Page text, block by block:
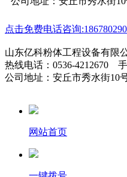
点击免费电话咨询
山东亿科粉体工程设备有
热线电话：0536-4212670 手
公司地址：安丘市秀水街10
网站首页